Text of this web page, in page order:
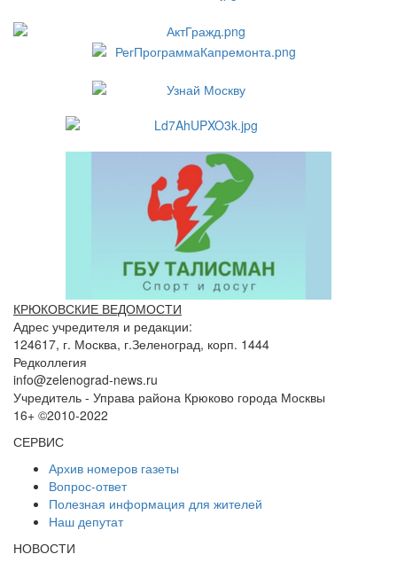
КРЮКОВСКИЕ ВЕДОМОСТИ
Адрес учредителя и редакции:
124617, г. Москва, г.Зеленоград, корп. 1444
Редколлегия
info@zelenograd-news.ru
Учредитель - Управа района Крюково города Москвы
16+ ©2010-2022
СЕРВИС
Архив номеров газеты
Вопрос-ответ
Полезная информация для жителей
Наш депутат
НОВОСТИ